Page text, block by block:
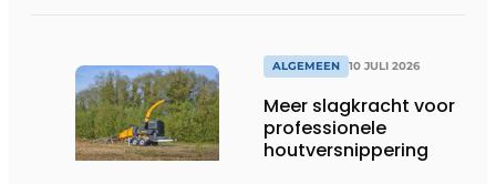
ALGEMEEN 10 JULI 2026
Meer slagkracht voor
professionele
houtversnippering